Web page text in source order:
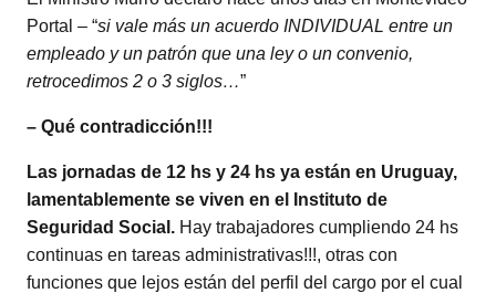
Portal – “si vale más un acuerdo INDIVIDUAL entre un
empleado y un patrón que una ley o un convenio,
retrocedimos 2 o 3 siglos…”
– Qué contradicción!!!
Las jornadas de 12 hs y 24 hs ya están en Uruguay,
lamentablemente se viven en el Instituto de
Seguridad Social. Hay trabajadores cumpliendo 24 hs
continuas en tareas administrativas!!!, otras con
funciones que lejos están del perfil del cargo por el cual